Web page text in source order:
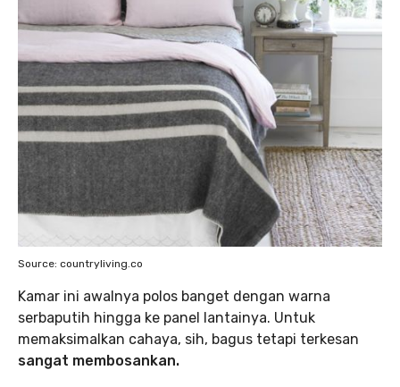
Source: countryliving.co
Kamar ini awalnya polos banget dengan warna
serbaputih hingga ke panel lantainya. Untuk
memaksimalkan cahaya, sih, bagus tetapi terkesan
sangat membosankan.